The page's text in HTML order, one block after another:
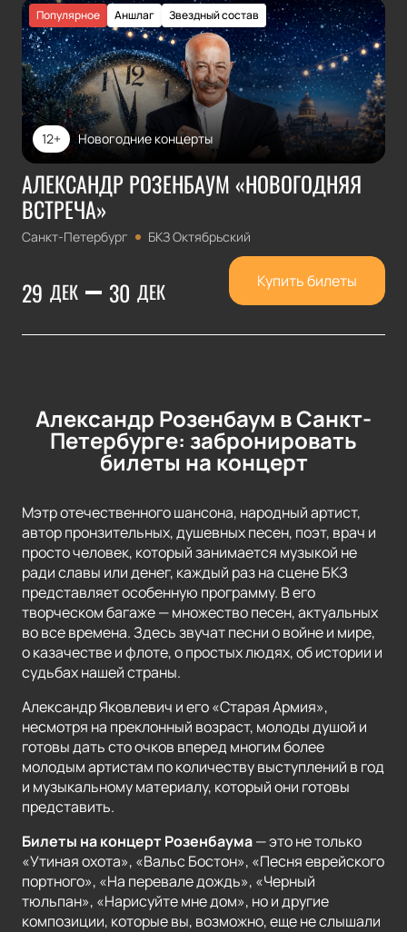
Популярное Аншлаг Звездный состав
Новогодние концерты
12+
АЛЕКСАНДР РОЗЕНБАУМ «НОВОГОДНЯЯ
ВСТРЕЧА»
Санкт-Петербург БКЗ Октябрьский
29 ДЕК 30 ДЕК Купить билеты
Александр Розенбаум в Санкт-
Петербурге: забронировать
билеты на концерт
Мэтр отечественного шансона, народный артист,
автор пронзительных, душевных песен, поэт, врач и
просто человек, который занимается музыкой не
ради славы или денег, каждый раз на сцене БКЗ
представляет особенную программу. В его
творческом багаже — множество песен, актуальных
во все времена. Здесь звучат песни о войне и мире,
о казачестве и флоте, о простых людях, об истории и
судьбах нашей страны.
Александр Яковлевич и его «Старая Армия»,
несмотря на преклонный возраст, молоды душой и
готовы дать сто очков вперед многим более
молодым артистам по количеству выступлений в год
и музыкальному материалу, который они готовы
представить.
Билеты на концерт Розенбаума— это не только
«Утиная охота», «Вальс Бостон», «Песня еврейского
портного», «На перевале дождь», «Черный
тюльпан», «Нарисуйте мне дом», но и другие
композиции, которые вы, возможно, еще не слышали